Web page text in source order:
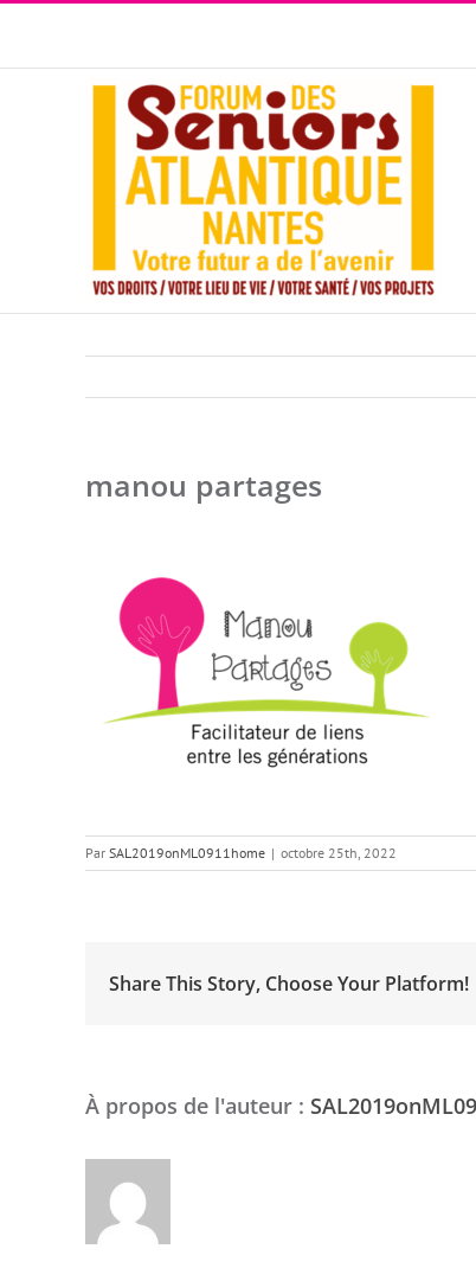
Passer
manou partages
Par SAL2019onML0911home | octobre 25th, 2022
Share This Story, Choose Your Platform!
À propos de l'auteur :